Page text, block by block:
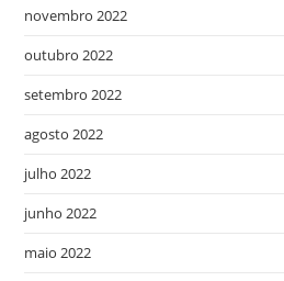
novembro 2022
outubro 2022
setembro 2022
agosto 2022
julho 2022
junho 2022
maio 2022